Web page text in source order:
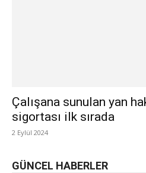
Çalışana sunulan yan
sigortası ilk sırada
2 Eylül 2024
GÜNCEL HABERLER